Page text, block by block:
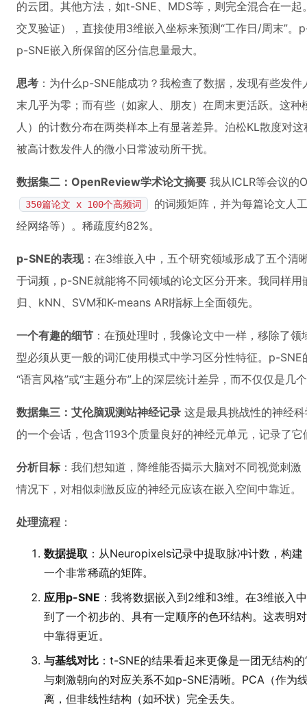
的云团。其他方法，如t-SNE、MDS等，则完全混合在一
交叉验证），直接使用3维嵌入坐标来预测“工作日/周末”
p-SNE嵌入所保留的区分信息量最大。
思考 ：为什么p-SNE能成功？我检查了数据，发现有些发
末几乎为零；而有些（如家人、朋友）在周末更活跃。这
人）的计数分布在两类样本上有显著差异。泊松KL散度对
被高计数发件人的微小日常波动所干扰。
数据集二：OpenReview学术论文摘要 我从ICLR等会议的
350篇论文 x 100个高频词
的词频矩阵，并为每篇论文人
经网络等）。稀疏度约82%。
p-SNE的表现：在3维嵌入中，五个研究领域形成了五个清
于词频，p-SNE就能将不同领域的论文区分开来。我同样
归、kNN、SVM和K-means ARI指标上全面领先。
一个有趣的细节 ：在预处理时，我像论文中一样，移除了
型必须从更一般的词汇使用模式中学习区分性特征。p-
“语言风格”或“主题分布”上的深层统计差异，而不仅仅是几
数据集三：艾伦脑观测站神经记录 这是最具挑战性的神经
的一个会话，包含1193个质量良好的神经元单元，记录了
分析目标 ：我们想知道，降维能否揭示大脑对不同视觉刺
情况下，对相似刺激反应的神经元应该在嵌入空间中靠近。
处理流程 ：
数据提取 ：从Neuropixels记录中提取脉冲计数，构建
一个非常稀疏的矩阵。
应用p-SNE ：我将数据嵌入到2维和3维。在3维嵌入
到了一个初步的、具有一定顺序的色环结构。这表明
中靠得更近。
与基线对比 ：t-SNE的结果看起来更像是一团无结构
与刺激朝向的对应关系不如p-SNE清晰。PCA（作为
离，但非线性结构（如环状）完全丢失。